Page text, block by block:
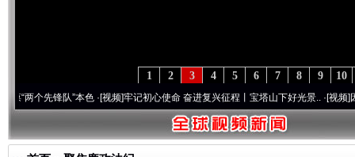
10
9
8
7
6
5
4
3
2
1
锋队”本色·[视频]牢记初心使命 奋进复兴征程丨宝塔山下好光景..·[视频]因党而生